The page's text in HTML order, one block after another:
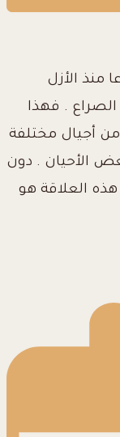
منذ الأزل
الصراع . فهذا
أجيال مختلفة
الأحيان . دون
العلاقة هو